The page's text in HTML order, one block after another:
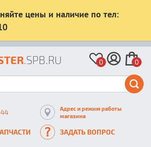
цены и наличие по тел:
.SPB.RU 0 0
Адрес и режим работы
магазина
ЗАДАТЬ ВОПРОС